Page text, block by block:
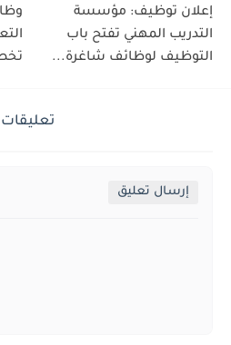
إعلان توظيف: مؤسسة
التدريب المهني تفتح باب
التوظيف لوظائف شاغرة...
تعليقات
إرسال تعليق